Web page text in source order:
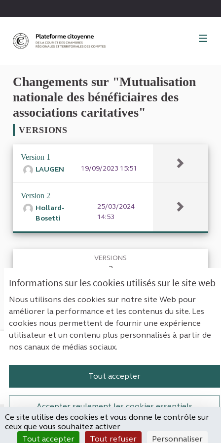
Informations sur les cookies utilisés sur le site web
Nous utilisons des cookies sur notre site Web pour
améliorer la performance et les contenus du site. Les
cookies nous permettent de fournir une expérience
utilisateur et un contenu plus personnalisés à partir de
nos canaux de médias sociaux.
Tout accepter
Accepter seulement les cookies essentiels
Paramètres
Changements sur "Mutualisation
nationale des bénéficiaires des
associations caritatives"
VERSIONS
Version 1
LAUGEN
19/09/2023 15:51
Version 2
Hollard-
Bosetti
25/03/2024
14:53
VERSIONS
2
RETOURNER À LA PROPOSITION
Mentions légales
Paramètres des cookies
Plateforme de participation de la
Plateforme de participation de la
Plateforme de participation
Plateforme de
Site réalisé par
Open Source Politics
(Lien externe)
Ce site utilise des cookies et vous donne le contrôle sur
ceux que vous souhaitez activer
Tout accepter
Tout refuser Personnaliser